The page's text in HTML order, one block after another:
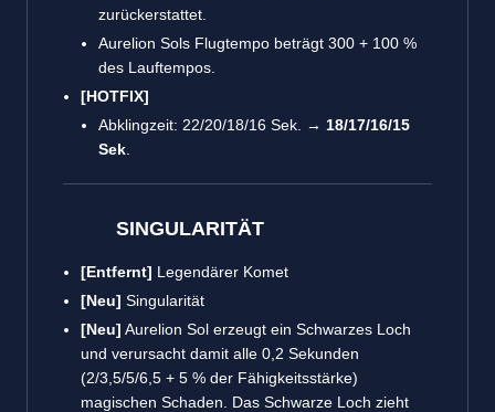
zurückerstattet.
Aurelion Sols Flugtempo beträgt 300 + 100 %
des Lauftempos.
[HOTFIX]
Abklingzeit: 22/20/18/16 Sek. → 18/17/16/15
Sek
SINGULARITÄT
[Entfernt] Legendärer Komet
[Neu] Singularität
[Neu] Aurelion Sol erzeugt ein Schwarzes Loch
und verursacht damit alle 0,2 Sekunden
(2/3,5/5/6,5 + 5 % der Fähigkeitsstärke)
magischen Schaden. Das Schwarze Loch zieht